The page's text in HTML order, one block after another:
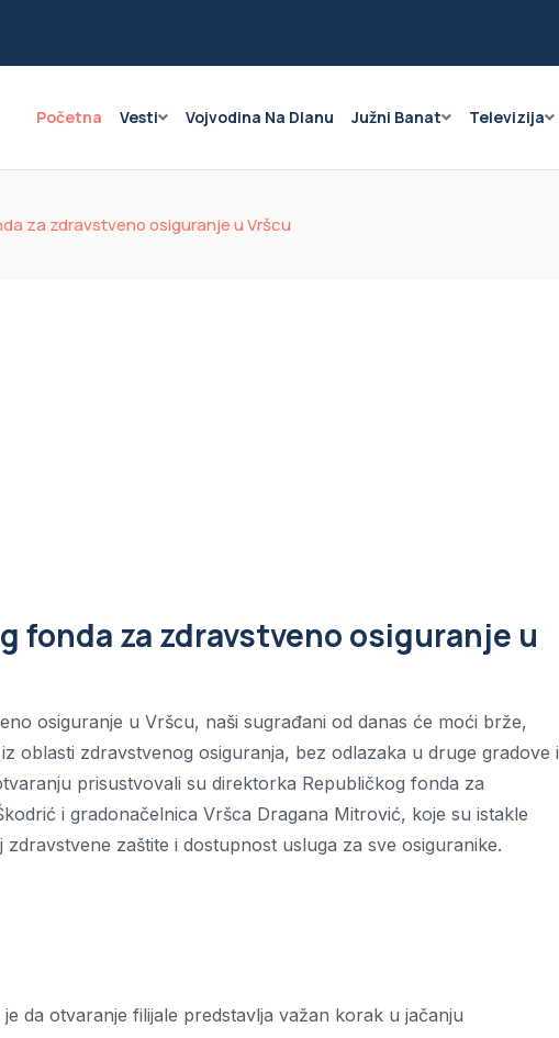
Početna Vesti Vojvodina Na Dlanu Južni Banat Televizija
za zdravstveno osiguranje u Vršcu
fonda za zdravstveno osiguranje u
osiguranje u Vršcu, naši sugrađani od danas će moći brže,
oblasti zdravstvenog osiguranja, bez odlazaka u druge gradove i
prisustvovali su direktorka Republičkog fonda za
i gradonačelnica Vršca Dragana Mitrović, koje su istakle
zaštite i dostupnost usluga za sve osiguranike.
da otvaranje filijale predstavlja važan korak u jačanju